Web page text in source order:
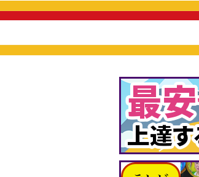
イベント情報
教材ミュージアム
フラメンコギター検定
最安で上達する3ステップ未経験者＆初心者まとめ
ギター経験者まとめ
プロを目指したい方まとめ
よ
全
芸
動
講